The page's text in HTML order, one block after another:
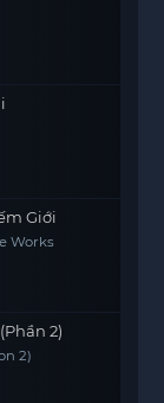
Giới
Works
2)
2)